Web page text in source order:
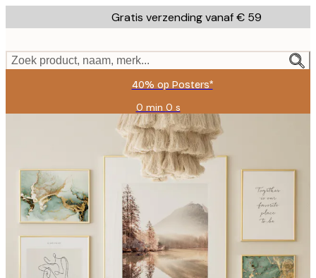
to
content.
Gratis verzending vanaf € 59
Zoek product, naam, merk...
40% op Posters*
0 min 0 s
Geldig
tot:
2026-
08-
09